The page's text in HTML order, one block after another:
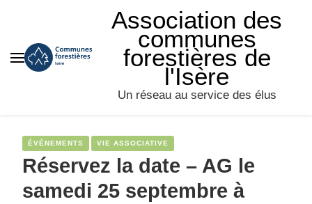
Association des
communes
forestières de
l'Isère
Un réseau au service des élus
ÉVÉNEMENTS VIE ASSOCIATIVE
Réservez la date – AG le
samedi 25 septembre à